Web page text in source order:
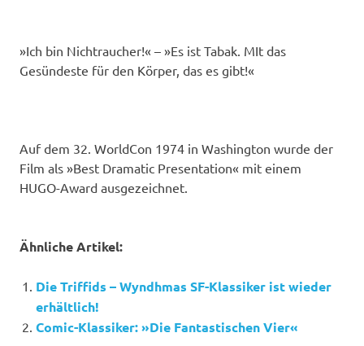
»Ich bin Nichtraucher!« – »Es ist Tabak. MIt das
Gesündeste für den Körper, das es gibt!«
Auf dem 32. WorldCon 1974 in Washington wurde der
Film als »Best Dramatic Presentation« mit einem
HUGO-Award ausgezeichnet.
Ähnliche Artikel:
Die Triffids – Wyndhmas SF-Klassiker ist wieder
erhältlich!
Comic-Klassiker: »Die Fantastischen Vier«